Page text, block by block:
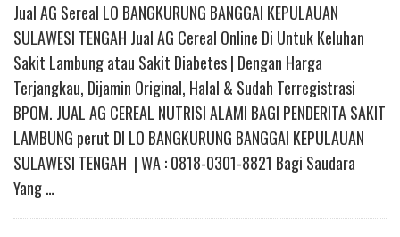
Jual AG Sereal LO BANGKURUNG BANGGAI KEPULAUAN
SULAWESI TENGAH Jual AG Cereal Online Di Untuk Keluhan
Sakit Lambung atau Sakit Diabetes | Dengan Harga
Terjangkau, Dijamin Original, Halal & Sudah Terregistrasi
BPOM. JUAL AG CEREAL NUTRISI ALAMI BAGI PENDERITA SAKIT
LAMBUNG perut DI LO BANGKURUNG BANGGAI KEPULAUAN
SULAWESI TENGAH | WA : 0818-0301-8821 Bagi Saudara
Yang …